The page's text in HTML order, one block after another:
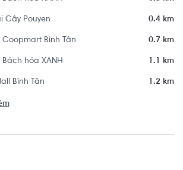
Cây Pouyen 0.4 km
Coopmart Bình Tân 0.7 km
Bách hóa XANH 1.1 km
Bình Tân 1.2 km